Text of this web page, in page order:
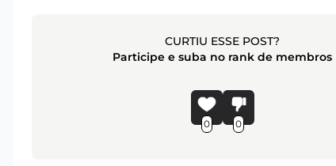
CURTIU ESSE POST?
Participe e suba no rank de membros
0 0